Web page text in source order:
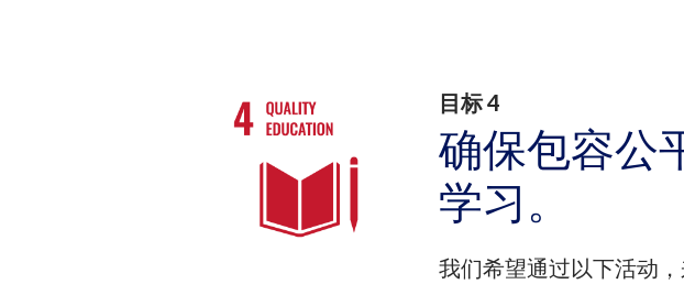
目标4
确保包容公
学习。
我们希望通过以下活动